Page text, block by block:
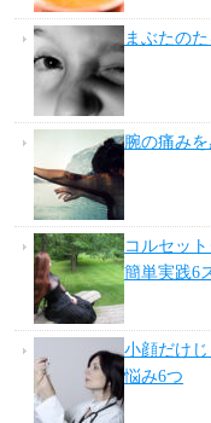
まぶたの
腕の痛み
コルセッ
簡単実践6
小顔だけ
悩み6つ